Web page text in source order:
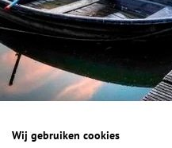
Wij gebruiken cookies